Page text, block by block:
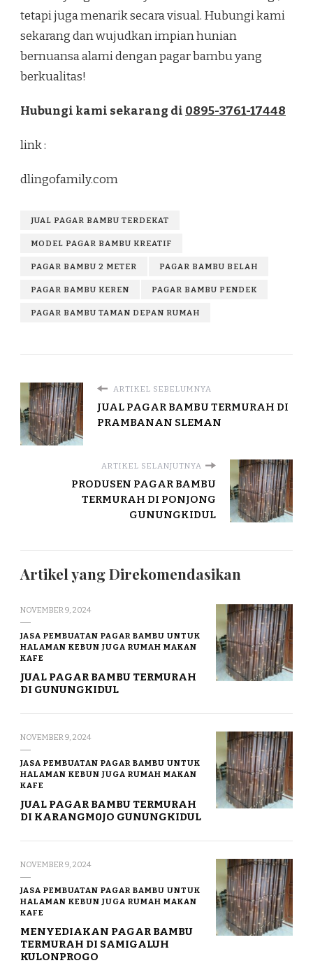
tetapi juga menarik secara visual. Hubungi kami
sekarang dan wujudkan impian hunian
bernuansa alami dengan pagar bambu yang
berkualitas!
Hubungi kami sekarang di 0895-3761-17448
link :
dlingofamily.com
JUAL PAGAR BAMBU TERDEKAT
MODEL PAGAR BAMBU KREATIF
PAGAR BAMBU 2 METER PAGAR BAMBU BELAH
PAGAR BAMBU KEREN PAGAR BAMBU PENDEK
PAGAR BAMBU TAMAN DEPAN RUMAH
ARTIKEL SEBELUMNYA
JUAL PAGAR BAMBU TERMURAH DI
PRAMBANAN SLEMAN
ARTIKEL SELANJUTNYA
PRODUSEN PAGAR BAMBU
TERMURAH DI PONJONG
GUNUNGKIDUL
Artikel yang Direkomendasikan
NOVEMBER 9, 2024
JASA PEMBUATAN PAGAR BAMBU UNTUK
HALAMAN KEBUN JUGA RUMAH MAKAN
KAFE
JUAL PAGAR BAMBU TERMURAH
DI GUNUNGKIDUL
NOVEMBER 9, 2024
JASA PEMBUATAN PAGAR BAMBU UNTUK
HALAMAN KEBUN JUGA RUMAH MAKAN
KAFE
JUAL PAGAR BAMBU TERMURAH
DI KARANGM0JO GUNUNGKIDUL
NOVEMBER 9, 2024
JASA PEMBUATAN PAGAR BAMBU UNTUK
HALAMAN KEBUN JUGA RUMAH MAKAN
KAFE
MENYEDIAKAN PAGAR BAMBU
TERMURAH DI SAMIGALUH
KULONPROGO